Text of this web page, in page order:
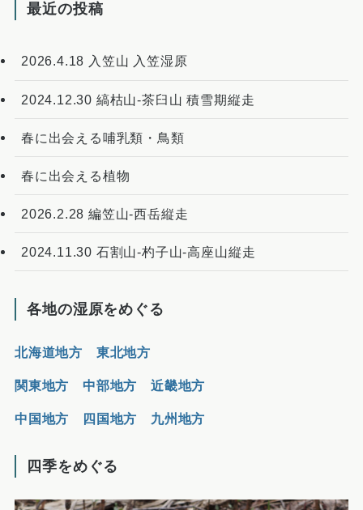
最近の投稿
2026.4.18 入笠山 入笠湿原
2024.12.30 縞枯山-茶臼山 積雪期縦走
春に出会える哺乳類・鳥類
春に出会える植物
2026.2.28 編笠山-西岳縦走
2024.11.30 石割山-杓子山-高座山縦走
各地の湿原をめぐる
北海道地方 東北地方
関東地方 中部地方 近畿地方
中国地方 四国地方 九州地方
四季をめぐる